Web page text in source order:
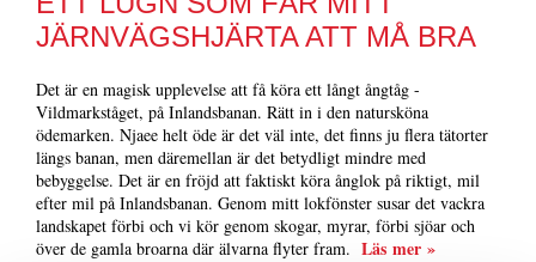
JÄRNVÄGSHJÄRTA ATT MÅ BRA
Det är en magisk upplevelse att få köra ett långt ångtåg -
Vildmarkståget, på Inlandsbanan. Rätt in i den natursköna
ödemarken. Njaee helt öde är det väl inte, det finns ju flera tätorter
längs banan, men däremellan är det betydligt mindre med
bebyggelse. Det är en fröjd att faktiskt köra ånglok på riktigt, mil
efter mil på Inlandsbanan. Genom mitt lokfönster susar det vackra
landskapet förbi och vi kör genom skogar, myrar, förbi sjöar och
över de gamla broarna där älvarna flyter fram. Läs mer »